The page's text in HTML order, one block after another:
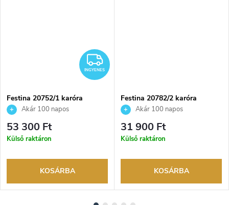
INGYENES
INGYENES
Festina 20752/1 karóra
Akár 100 napos
visszaküldési lehetőség. Hivatalos
márkakereskedő.
53 300 Ft
Külső raktáron
KOSÁRBA
Festina 20782/2 karóra
Akár 100 napos
visszaküldési lehetőség. Hivatalos
márkakereskedő.
31 900 Ft
Külső raktáron
KOSÁRBA